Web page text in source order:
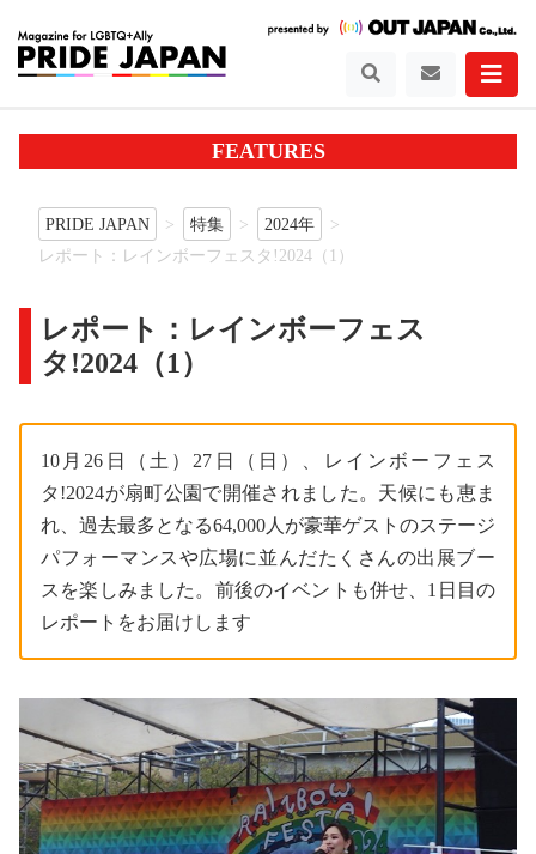
FEATURES
PRIDE JAPAN 特集
2024年
レポート：レインボーフェスタ!2024（1）
レポート：レインボーフェス
タ!2024（1）
10月26日（土）27日（日）、レインボーフェス
タ!2024が扇町公園で開催されました。天候にも恵ま
れ、過去最多となる64,000人が豪華ゲストのステージ
パフォーマンスや広場に並んだたくさんの出展ブー
スを楽しみました。前後のイベントも併せ、1日目の
レポートをお届けします